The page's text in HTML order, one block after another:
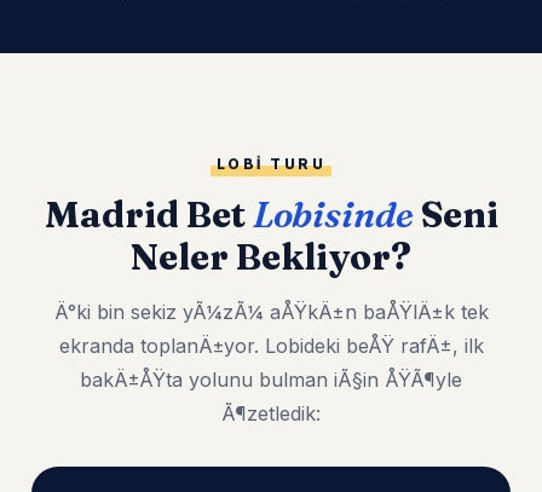
LOBI TURU
Madrid BetLobisindeSeni
Neler Bekliyor?
Ä°ki bin sekiz yÃ¼zÃ¼ aÅŸkÄ±n baÅŸlÄ±k tek
ekranda toplanÄ±yor. Lobideki beÅŸ rafÄ±, ilk
bakÄ±ÅŸta yolunu bulman iÃ§in ÅŸÃ¶yle
Ã¶zetledik: